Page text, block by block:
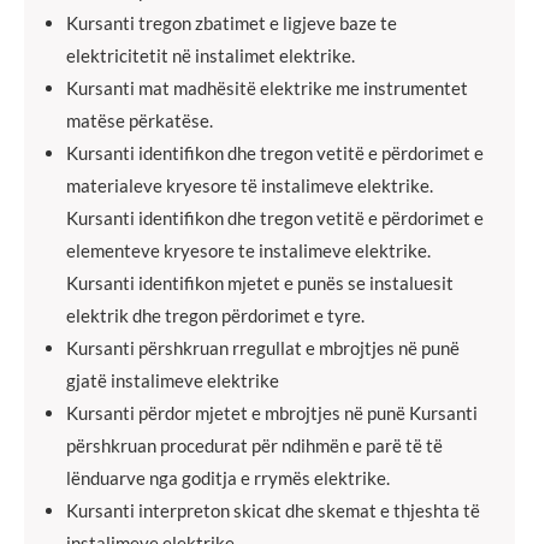
Kursanti tregon zbatimet e ligjeve baze te
elektricitetit në instalimet elektrike.
Kursanti mat madhësitë elektrike me instrumentet
matëse përkatëse.
Kursanti identifikon dhe tregon vetitë e përdorimet e
materialeve kryesore të instalimeve elektrike.
Kursanti identifikon dhe tregon vetitë e përdorimet e
elementeve kryesore te instalimeve elektrike.
Kursanti identifikon mjetet e punës se instaluesit
elektrik dhe tregon përdorimet e tyre.
Kursanti përshkruan rregullat e mbrojtjes në punë
gjatë instalimeve elektrike
Kursanti përdor mjetet e mbrojtjes në punë Kursanti
përshkruan procedurat për ndihmën e parë të të
lënduarve nga goditja e rrymës elektrike.
Kursanti interpreton skicat dhe skemat e thjeshta të